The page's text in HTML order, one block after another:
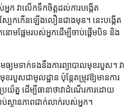
វាលើកទឹកចិត្តដល់ការបង្កើត
កកើនឡើងលឿនជាងមុន។ នេះបង្កើត
មផ្អែមរបស់អ្នកដើម្បីចាប់ផ្តើមបិទ និង
មធ្យម​ទាក់ទង​នឹង​ការព្យាបាល​មុខរបួស។ វា​
របួស​ជា​មូលដ្ឋាន ប៉ុន្តែ​តម្រូវ​ឱ្យ​មាន​ការ​
រយ័ត្ន ដើម្បី​ធានា​ថា​វា​ដំណើរការ​ដោយ​
ស្ថានភាព​ជាក់លាក់​របស់​អ្នក។